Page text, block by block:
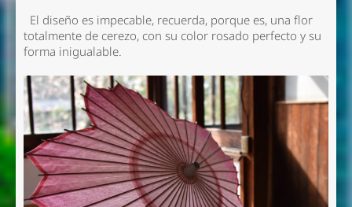
El diseño es impecable, recuerda, porque es, una flor
totalmente de cerezo, con su color rosado perfecto y su
forma inigualable.